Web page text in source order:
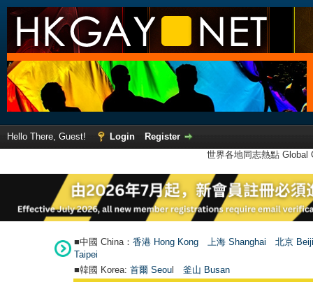
Hello There, Guest! Login
Register
世界各地同志熱點
■中國 China： 香港 Hong Kong 上海 Shanghai
北京
Taipei
■韓國 Korea: 首爾 Seoul 釜山 Busan